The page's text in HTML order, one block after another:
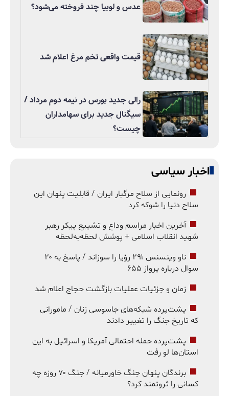
عدس و لوبیا چند فروخته می‌شود؟
قیمت واقعی تخم مرغ اعلام شد
رالی جدید بورس در نیمه دوم مرداد /
سیگنال جدید برای سهامداران
چیست؟
اخبار سیاسی
رونمایی از سلاح مرگبار ایران / قابلیت پنهان این
سلاح دنیا را شوکه کرد
آخرین اخبار مراسم وداع و تشییع پیکر رهبر
شهید انقلاب اسلامی + پوشش لحظه‌به‌لحظه
ناو وینسنس ۲۹۱ رؤیا را سوزاند / پاسخ به ۲۰
سوال درباره پرواز ۶۵۵
زمان و جزئیات عملیات بازگشت حجاج اعلام شد
پشت‌پرده شبکه‌های جاسوسی زنان / مامورانی
که تاریخ جنگ را تغییر دادند
پشت‌پرده حمله احتمالی آمریکا و اسرائیل به این
استان‌ها لو رفت
برندگان پنهان جنگ خاورمیانه / جنگ ۷۰ روزه چه
کسانی را ثروتمند کرد؟